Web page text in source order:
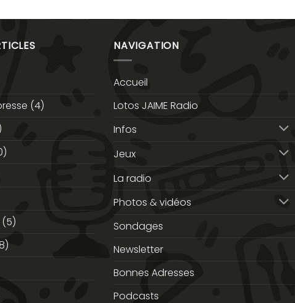
(4)
(5)
NAVIGATION
Accueil
Lotos JAIME Radio
Infos
Jeux
La radio
Photos & vidéos
Sondages
Newsletter
Bonnes Adresses
Podcasts